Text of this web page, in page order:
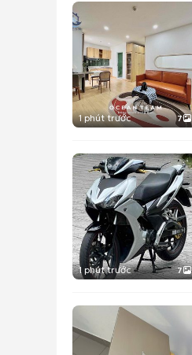
1 phút trước 7
1 phút trước 7